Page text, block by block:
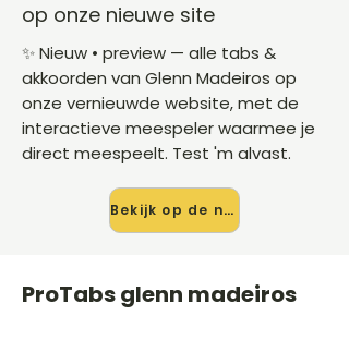
op onze nieuwe site
✨ Nieuw • preview — alle tabs &
akkoorden van Glenn Madeiros op
onze vernieuwde website, met de
interactieve meespeler waarmee je
direct meespeelt. Test 'm alvast.
Bekijk op de nieuwe site →
ProTabs glenn madeiros